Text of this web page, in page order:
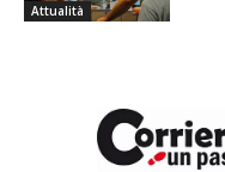
Attualità